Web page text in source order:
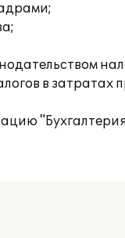
в затратах